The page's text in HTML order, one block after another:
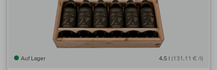
Auf Lager 4,5 l (131,11 € /l)